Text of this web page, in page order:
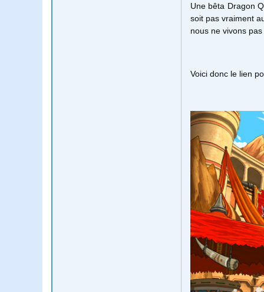
Une bêta Dragon
soit pas vraiment
nous ne vivons
Voici donc le lien